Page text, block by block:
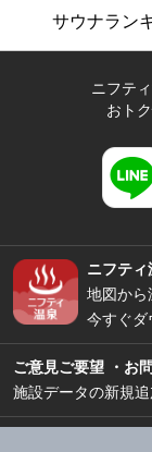
サウナラン
ニフテ
おト
ニフティ
地図から
今すぐダ
ご意見ご要望 ・お
施設データの新規